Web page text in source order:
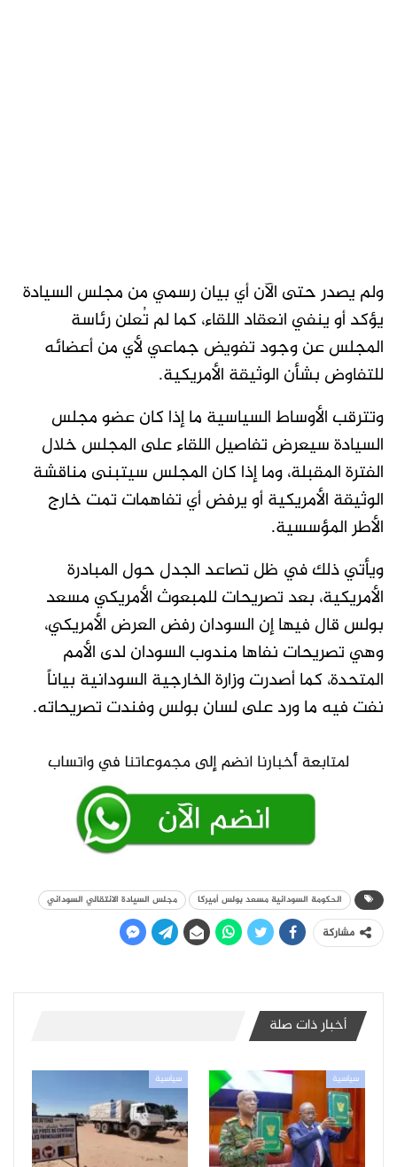
ولم يصدر حتى الآن أي بيان رسمي من مجلس السيادة
يؤكد أو ينفي انعقاد اللقاء، كما لم تُعلن رئاسة
المجلس عن وجود تفويض جماعي لأي من أعضائه
للتفاوض بشأن الوثيقة الأمريكية.
وتترقب الأوساط السياسية ما إذا كان عضو مجلس
السيادة سيعرض تفاصيل اللقاء على المجلس خلال
الفترة المقبلة، وما إذا كان المجلس سيتبنى مناقشة
الوثيقة الأمريكية أو يرفض أي تفاهمات تمت خارج
الأطر المؤسسية.
ويأتي ذلك في ظل تصاعد الجدل حول المبادرة
الأمريكية، بعد تصريحات للمبعوث الأمريكي مسعد
بولس قال فيها إن السودان رفض العرض الأمريكي،
وهي تصريحات نفاها مندوب السودان لدى الأمم
المتحدة، كما أصدرت وزارة الخارجية السودانية بياناً
نفت فيه ما ورد على لسان بولس وفندت تصريحاته.
الحكومة السودانية مسعد بولس أميركا مجلس السيادة الانتقالي السوداني
مشاركة
أخبار ذات صلة
سياسية سياسية